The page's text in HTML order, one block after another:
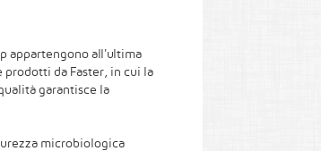
appartengono all'ultima
da Faster, in cui la
garantisce la
microbiologica